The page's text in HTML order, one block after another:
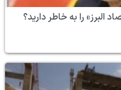
البرز» را به خاطر دارید؟